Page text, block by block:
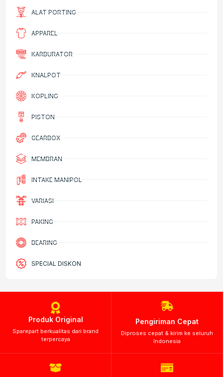
ALAT PORTING
APPAREL
KARBURATOR
KNALPOT
KOPLING
PISTON
GEARBOX
MEMBRAN
INTAKE MANIPOL
VARIASI
PAKING
BEARING
SPECIAL DISKON
Produk Original
Sparepart berkualitas dari brand
terpercaya
Pengiriman Cepat
Diproses cepat & kirim ke seluruh
Indonesia